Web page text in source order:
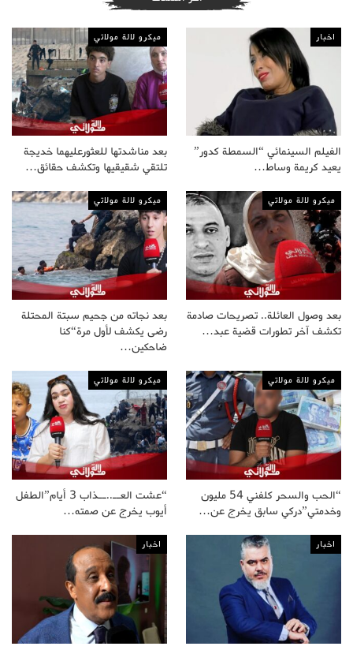
اخبار
الفيلم السينمائي “السمطة كدور”
يعيد كريمة وساط…
ميكرو لالة مولاتي
بعد مناشدتها للعثورعليهما خديجة
تلتقي شقيقيها وتكشف حقائق…
ميكرو لالة مولاتي
بعد وصول العائلة.. تصريحات صادمة
تكشف آخر تطورات قضية عبد…
ميكرو لالة مولاتي
بعد نجاته من جحيم سبتة المحتلة
رضى يكشف لأول مرة“كنا
ضاحكين…
ميكرو لالة مولاتي
“الحب والسحر كلفني 54 مليون
وخدمتي”دركي سابق يخرج عن…
ميكرو لالة مولاتي
“عشت العــ..ــذاب 3 أيام”الطفل
أيوب يخرج عن صمته…
اخبار اخبار